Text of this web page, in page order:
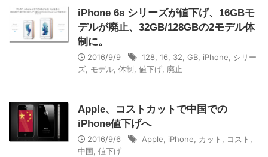
iPhone 6s シリーズが値下げ、16GBモ
デルが廃止、32GB/128GBの2モデル体
制に。
2016/9/9 128 16 32 GB iPhone
シリー
ズ モデル 体制 値下げ 廃止
Apple、コストカットで中国での
iPhone値下げへ
2016/9/6 Apple iPhone カット コスト
中国 値下げ